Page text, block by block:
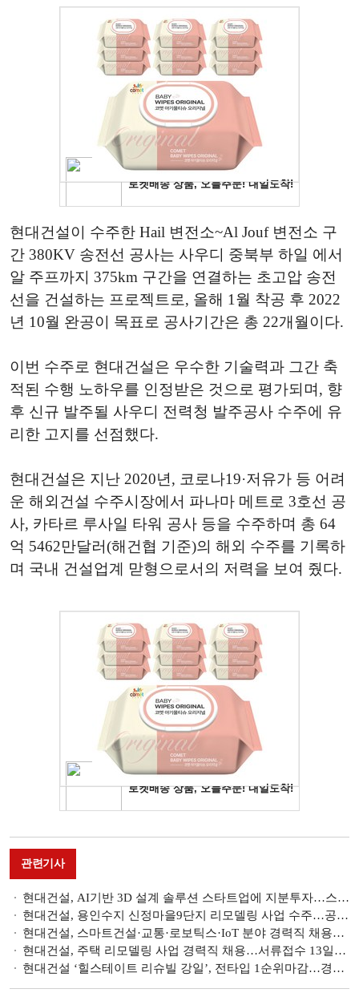
현대건설이 수주한 Hail 변전소~Al Jouf 변전소 구
간 380KV 송전선 공사는 사우디 중북부 하일 에서
알 주프까지 375km 구간을 연결하는 초고압 송전
선을 건설하는 프로젝트로, 올해 1월 착공 후 2022
년 10월 완공이 목표로 공사기간은 총 22개월이다.
이번 수주로 현대건설은 우수한 기술력과 그간 축
적된 수행 노하우를 인정받은 것으로 평가되며, 향
후 신규 발주될 사우디 전력청 발주공사 수주에 유
리한 고지를 선점했다.
현대건설은 지난 2020년, 코로나19·저유가 등 어려
운 해외건설 수주시장에서 파나마 메트로 3호선 공
사, 카타르 루사일 타워 공사 등을 수주하며 총 64
억 5462만달러(해건협 기준)의 해외 수주를 기록하
며 국내 건설업계 맏형으로서의 저력을 보여 줬다.
관련기사
현대건설, AI기반 3D 설계 솔루션 스타트업에 지분투자…스마트건설 확대
현대건설, 용인수지 신정마을9단지 리모델링 사업 수주…공사비 2280억 원 규모
현대건설, 스마트건설·교통·로보틱스·IoT 분야 경력직 채용…서류접수 20일까지
현대건설, 주택 리모델링 사업 경력직 채용…서류접수 13일까지
현대건설 ‘힐스테이트 리슈빌 강일’, 전타입 1순위마감…경쟁률 최고 1210대 1